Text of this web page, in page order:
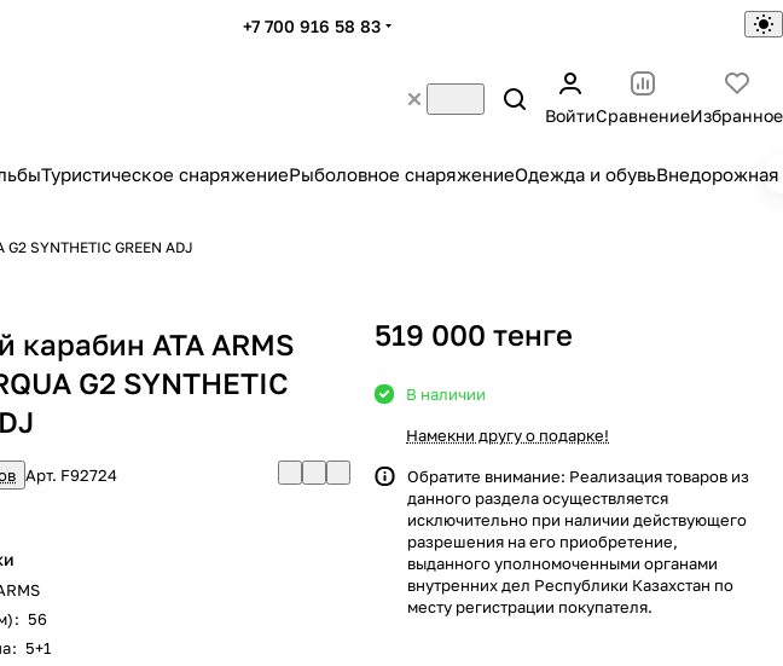
+7 700 916 58 83
ВойтиСравнениеИзбранное
Туристическое снаряжениеРыболовное снаряжениеОдежда и обувьВнедорожная
SYNTHETIC GREEN ADJ
карабин ATA ARMS
G2 SYNTHETIC
Арт. F92724
: 56
: 5+1
519 000 тенге
В наличии
Намекни другу о подарке!
Обратите внимание: Реализация товаров из
данного раздела осуществляется
исключительно при наличии действующего
разрешения на его приобретение,
выданного уполномоченными органами
внутренних дел Республики Казахстан по
месту регистрации покупателя.